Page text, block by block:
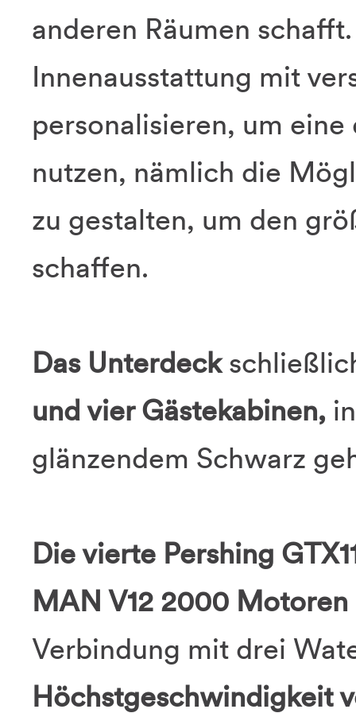
anderen Räumen
Innenausstattung mit
personalisieren, um
nutzen, nämlich die
zu gestalten, um den
schaffen.
Das Unterdeck
und vier Gästekabinen,
glänzendem Schwarz
Die vierte Pershing
MAN V12 2000
Verbindung mit drei
Höchstgeschwindigkeit